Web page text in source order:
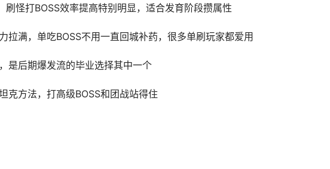
怪打BOSS效率提高特别明显，适合发育阶段攒属性
拉满，单吃BOSS不用一直回城补药，很多单刷玩家都爱用
是后期爆发流的毕业选择其中一个
克方法，打高级BOSS和团战站得住